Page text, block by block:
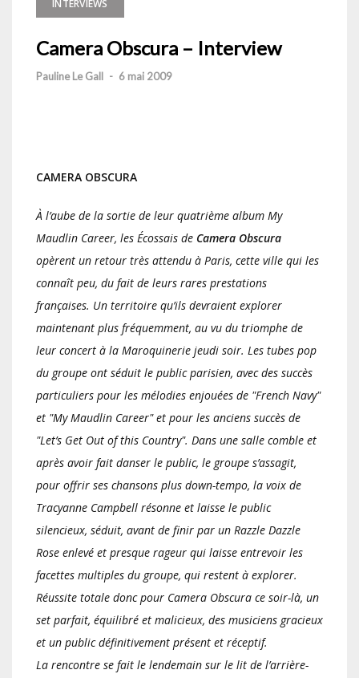
INTERVIEWS
Camera Obscura – Interview
Pauline Le Gall - 6 mai 2009
CAMERA OBSCURA
À l’aube de la sortie de leur quatrième album My
Maudlin Career, les Écossais de Camera Obscura
opèrent un retour très attendu à Paris, cette ville qui les
connaît peu, du fait de leurs rares prestations
françaises. Un territoire qu’ils devraient explorer
maintenant plus fréquemment, au vu du triomphe de
leur concert à la Maroquinerie jeudi soir. Les tubes pop
du groupe ont séduit le public parisien, avec des succès
particuliers pour les mélodies enjouées de "French Navy"
et "My Maudlin Career" et pour les anciens succès de
"Let’s Get Out of this Country". Dans une salle comble et
après avoir fait danser le public, le groupe s’assagit,
pour offrir ses chansons plus down-tempo, la voix de
Tracyanne Campbell résonne et laisse le public
silencieux, séduit, avant de finir par un Razzle Dazzle
Rose enlevé et presque rageur qui laisse entrevoir les
facettes multiples du groupe, qui restent à explorer.
Réussite totale donc pour Camera Obscura ce soir-là, un
set parfait, équilibré et malicieux, des musiciens gracieux
et un public définitivement présent et réceptif.
La rencontre se fait le lendemain sur le lit de l’arrière-